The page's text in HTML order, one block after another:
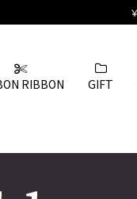
RIBBON GIFT